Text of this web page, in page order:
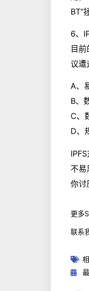
BT“
6、
目
议遭
A、
B、
C、
D、
不易
你讨
更多
联系